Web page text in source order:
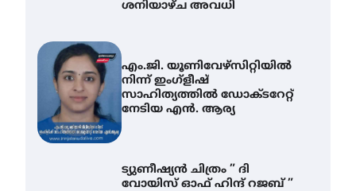
ശനിയാഴ്ച അവധി
എം.ജി. യൂണിവേഴ്‌സിറ്റിയിൽ
നിന്ന് ഇംഗ്ളീഷ്
സാഹിത്യത്തിൽ ഡോക്ടറേറ്റ്
നേടിയ എൻ. ആര്യ
ട്യുണീഷ്യൻ ചിത്രം ” ദി
വോയിസ് ഓഫ് ഹിന്ദ് റജബ് ”